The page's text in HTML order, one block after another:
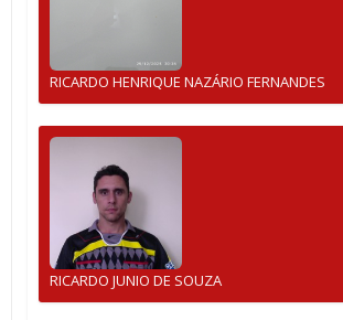
RICARDO HENRIQUE NAZÁRIO FERNANDES
RICARDO JUNIO DE SOUZA